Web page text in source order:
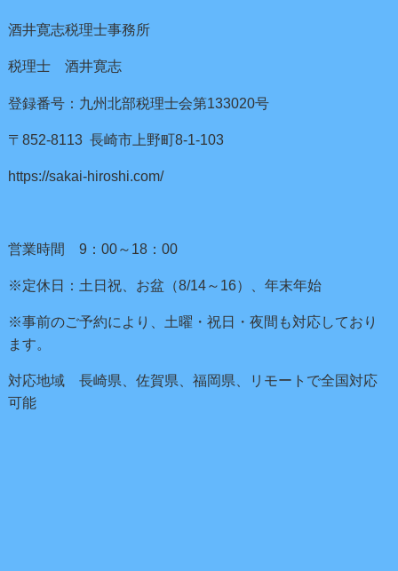
酒井寛志税理士事務所
税理士 酒井寛志
登録番号：九州北部税理士会第133020号
〒852-8113 長崎市上野町8-1-103
https://sakai-hiroshi.com/
営業時間 9：00～18：00
※定休日：土日祝、お盆（8/14～16）、年末年始
※事前のご予約により、土曜・祝日・夜間も対応しており
ます。
対応地域 長崎県、佐賀県、福岡県、リモートで全国対応
可能